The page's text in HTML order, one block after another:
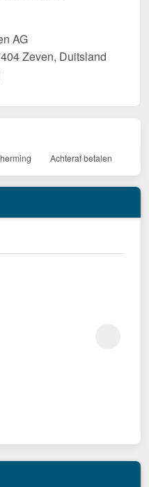
AG
Zeven, Duitsland
Achteraf betalen